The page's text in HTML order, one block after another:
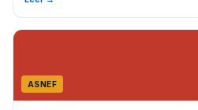
ASNEF